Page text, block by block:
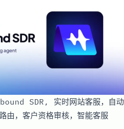
SDR, 实时网站客服，自动
由，客户资格审核，智能客服